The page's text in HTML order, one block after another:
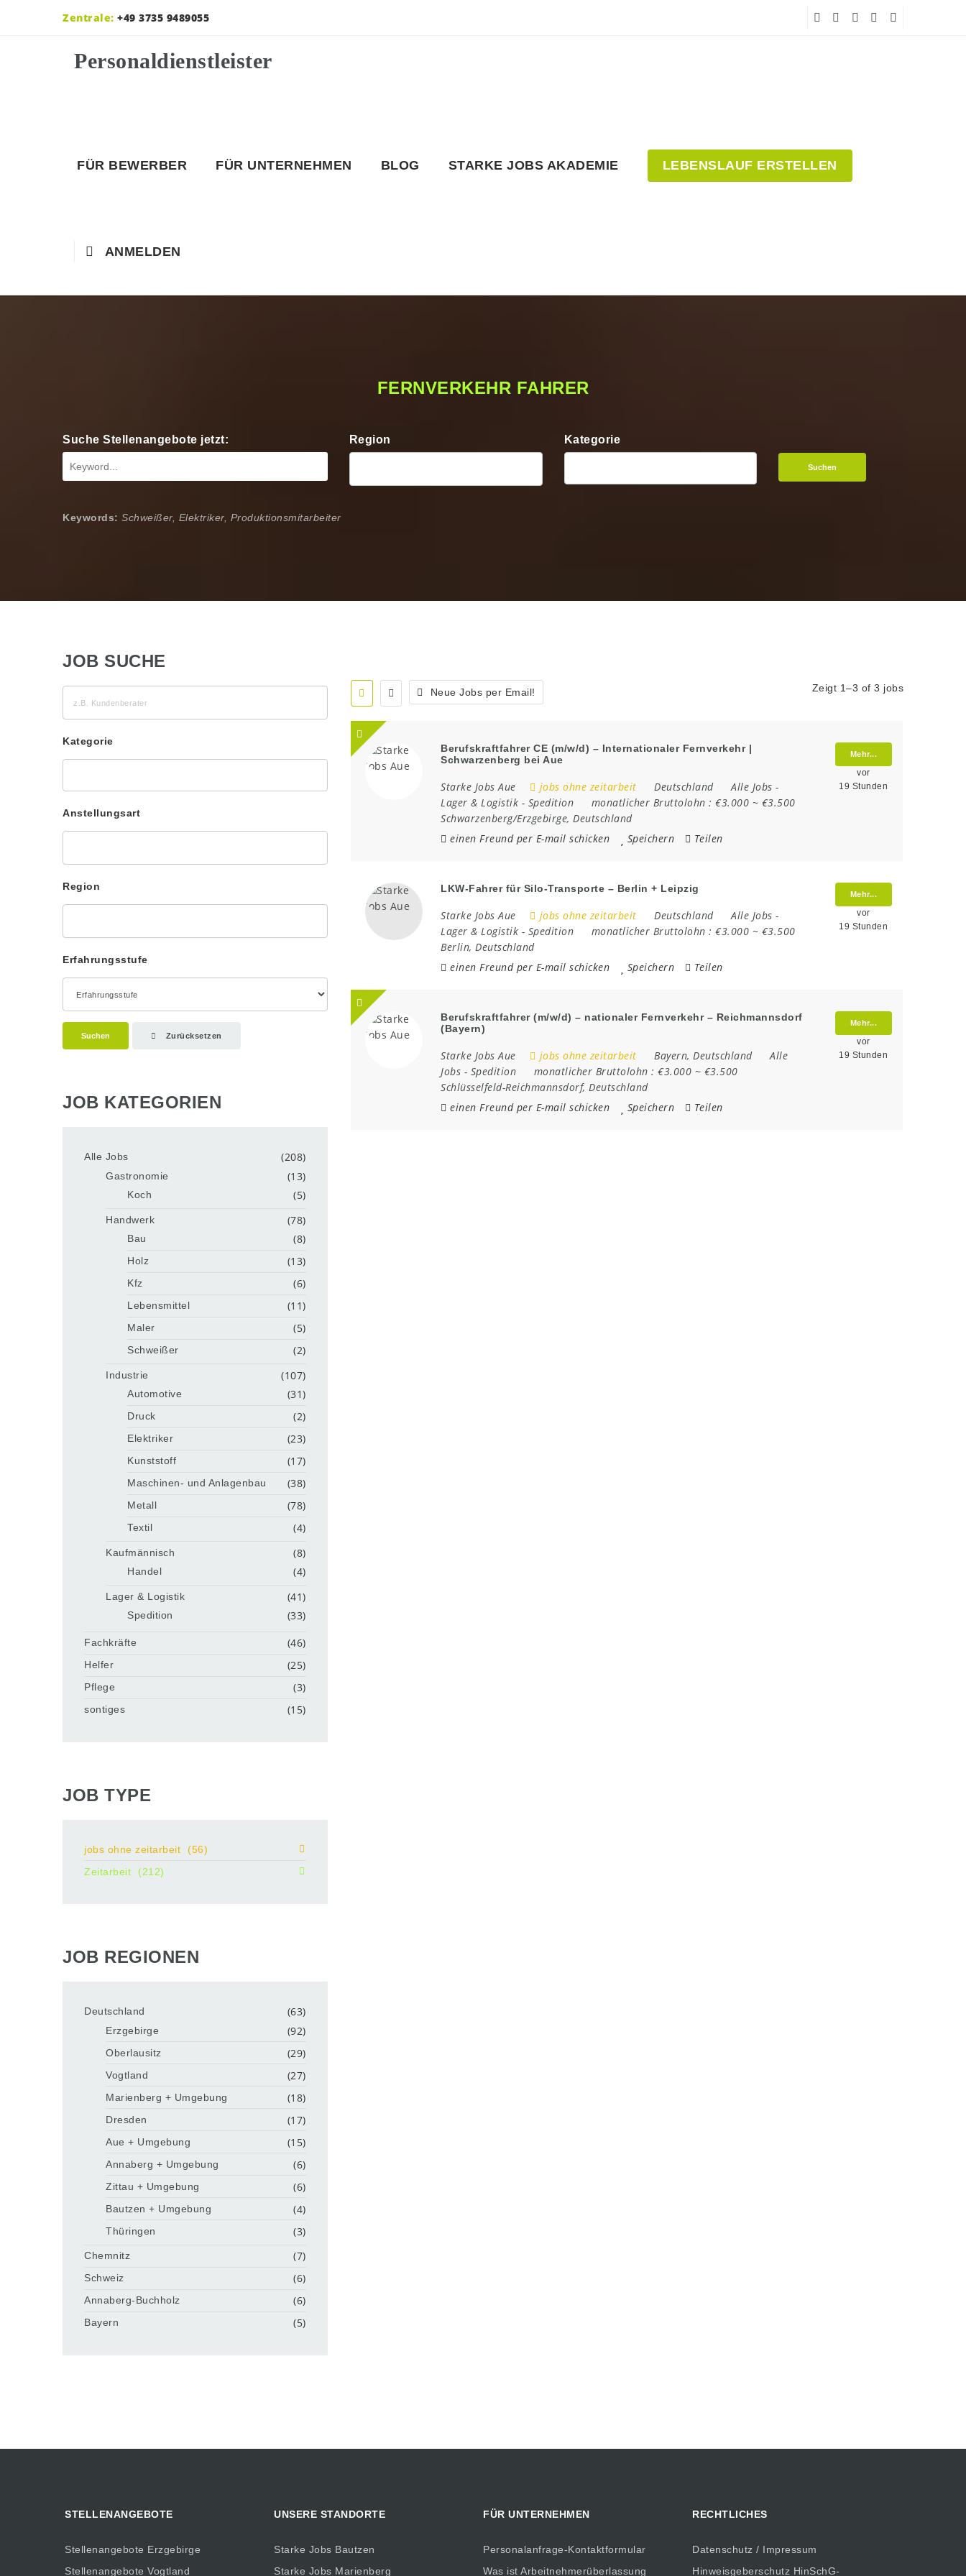
Zentrale: +49 3735 9489055
FÜR BEWERBER FÜR UNTERNEHMEN BLOG STARKE JOBS AKADEMIE LEBENSLAUF ERSTELLEN
ANMELDEN
FERNVERKEHR FAHRER
Suche Stellenangebote jetzt: Region Kategorie
Suchen
Keywords: Schweißer, Elektriker, Produktionsmitarbeiter
Neue Jobs per Email! Zeigt 1–3 of 3 jobs
Berufskraftfahrer CE (m/w/d) – Internationaler Fernverkehr |
Schwarzenberg bei Aue
Starke Jobs Aue jobs ohne zeitarbeit Deutschland Alle Jobs -
Lager & Logistik - Spedition monatlicher Bruttolohn :€3.000 ~ €3.500
Schwarzenberg/Erzgebirge,Deutschland
einen Freund per E-mail schicken
Speichern Teilen
Mehr...
vor
19 Stunden
LKW-Fahrer für Silo-Transporte – Berlin + Leipzig
Starke Jobs Aue jobs ohne zeitarbeit Deutschland Alle Jobs -
Lager & Logistik - Spedition monatlicher Bruttolohn :€3.000 ~ €3.500
Berlin,Deutschland
einen Freund per E-mail schicken
Speichern Teilen
Mehr...
vor
19 Stunden
Berufskraftfahrer (m/w/d) – nationaler Fernverkehr – Reichmannsdorf
(Bayern)
Starke Jobs Aue jobs ohne zeitarbeit Bayern,Deutschland
Alle
Jobs - Spedition monatlicher Bruttolohn :€3.000 ~ €3.500
Schlüsselfeld-Reichmannsdorf,Deutschland
einen Freund per E-mail schicken
Speichern Teilen
Mehr...
vor
19 Stunden
JOB SUCHE
z.B.
Kundenberater
Kategorie
Anstellungsart
Region
Erfahrungsstufe
Suchen Zurücksetzen
JOB KATEGORIEN
Alle Jobs (208)
Gastronomie (13)
Koch (5)
Handwerk (78)
Bau (8)
Holz (13)
Kfz (6)
Lebensmittel (11)
Maler (5)
Schweißer (2)
Industrie (107)
Automotive (31)
Druck (2)
Elektriker (23)
Kunststoff (17)
Maschinen- und Anlagenbau (38)
Metall (78)
Textil (4)
Kaufmännisch (8)
Handel (4)
Lager & Logistik (41)
Spedition (33)
Fachkräfte (46)
Helfer (25)
Pflege (3)
sontiges (15)
JOB TYPE
jobs ohne zeitarbeit
(56)
Zeitarbeit
(212)
JOB REGIONEN
Deutschland (63)
Erzgebirge (92)
Oberlausitz (29)
Vogtland (27)
Marienberg + Umgebung (18)
Dresden (17)
Aue + Umgebung (15)
Annaberg + Umgebung (6)
Zittau + Umgebung (6)
Bautzen + Umgebung (4)
Thüringen (3)
Chemnitz (7)
Schweiz (6)
Annaberg-Buchholz (6)
Bayern (5)
STELLENANGEBOTE
Stellenangebote Erzgebirge
Stellenangebote Vogtland
UNSERE STANDORTE
Starke Jobs Bautzen
Starke Jobs Marienberg
FÜR UNTERNEHMEN
Personalanfrage-Kontaktformular
Was ist Arbeitnehmerüberlassung
RECHTLICHES
Datenschutz / Impressum
Hinweisgeberschutz HinSchG-